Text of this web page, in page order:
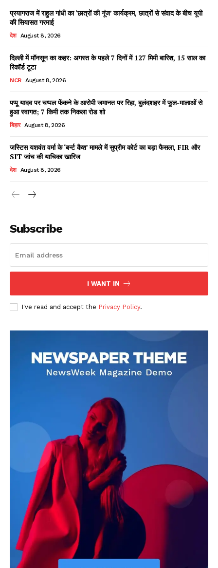
Facebook
X WhatsApp
Share
Read Latest News on AIN
DOWNLOAD NOW
AIN NEWS 1
Contact Us
About Us
Privacy Policy
Terms of Use Agreement
Facebook
X WhatsApp
Share
प्रयागराज में राहुल गांधी का ‘छात्रों की गूंज’ कार्यक्रम, छात्रों से संवाद के बीच यूपी
की सियासत गरमाई
देश August 8, 2026
दिल्ली में मॉनसून का कहर: अगस्त के पहले 7 दिनों में 127 मिमी बारिश, 15 साल का
रिकॉर्ड टूटा
NCR August 8, 2026
पप्पू यादव पर चप्पल फेंकने के आरोपी जमानत पर रिहा, बुलंदशहर में फूल-मालाओं से
हुआ स्वागत; 7 किमी तक निकला रोड शो
बिहार August 8, 2026
जस्टिस यशवंत वर्मा के ‘बर्न्ट कैश’ मामले में सुप्रीम कोर्ट का बड़ा फैसला, FIR और
SIT जांच की याचिका खारिज
देश August 8, 2026
Subscribe
I WANT IN
I've read and accept the Privacy Policy.